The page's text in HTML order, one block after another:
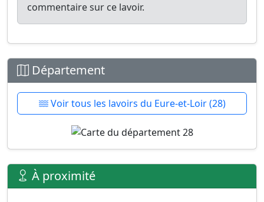
commentaire sur ce lavoir.
Département
Voir tous les lavoirs du Eure-et-Loir (28)
À proximité